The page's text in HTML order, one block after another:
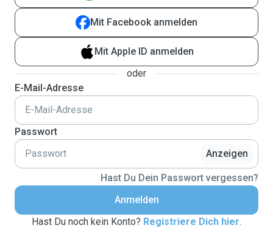
Mit Facebook anmelden
Mit Apple ID anmelden
oder
E-Mail-Adresse
Passwort
Anzeigen
Hast Du Dein Passwort vergessen?
Anmelden
Hast Du noch kein Konto? Registriere Dich hier.